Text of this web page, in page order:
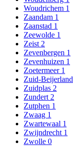
Woudrichem 1
Zaandam 1
Zaanstad 1
Zeewolde 1
Zeist 2
Zevenbergen 1
Zevenhuizen 1
Zoetermeer 1
Zuid-Beijerland
Zuidplas 2
Zundert 2
Zutphen 1
Zwaag 1
Zwartewaal 1
Zwijndrecht 1
Zwolle 0